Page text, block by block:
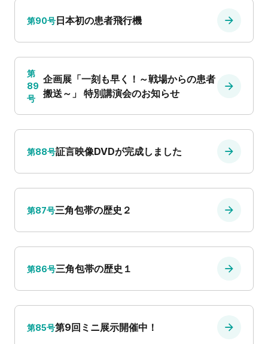
第90号日本初の患者飛行機
第
89
号
企画展「一刻も早く！～戦場からの患者
搬送～」 特別講演会のお知らせ
第88号証言映像DVDが完成しました
第87号三角包帯の歴史２
第86号三角包帯の歴史１
第85号第9回ミニ展示開催中！